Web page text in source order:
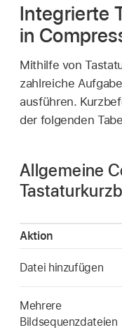
Integrierte
in
Mithilfe von
zahlreiche
ausführen.
der folgenden
Allgemeine
Aktion
Datei hinzufügen
Mehrere
Bildsequenzdateien